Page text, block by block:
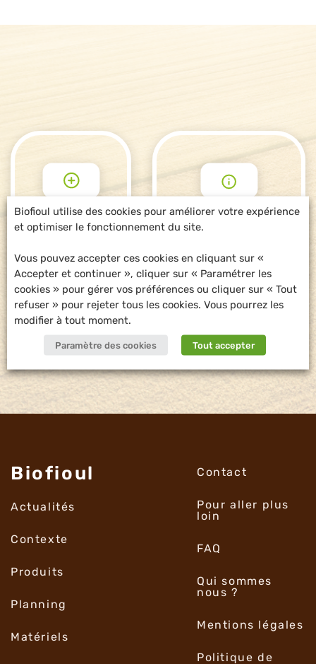
POUR ALLER
PLUS LOIN
DEMANDE
D'INFORMATIONS
Biofioul
Actualités
Contexte
Produits
Planning
Matériels
Contact
Pour aller plus
loin
FAQ
Qui sommes
nous ?
Mentions légales
Politique de
Biofioul utilise des cookies pour améliorer votre expérience
et optimiser le fonctionnement du site.
Vous pouvez accepter ces cookies en cliquant sur «
Accepter et continuer », cliquer sur « Paramétrer les
cookies » pour gérer vos préférences ou cliquer sur « Tout
refuser » pour rejeter tous les cookies. Vous pourrez les
modifier à tout moment.
Paramètre des cookies Tout accepter